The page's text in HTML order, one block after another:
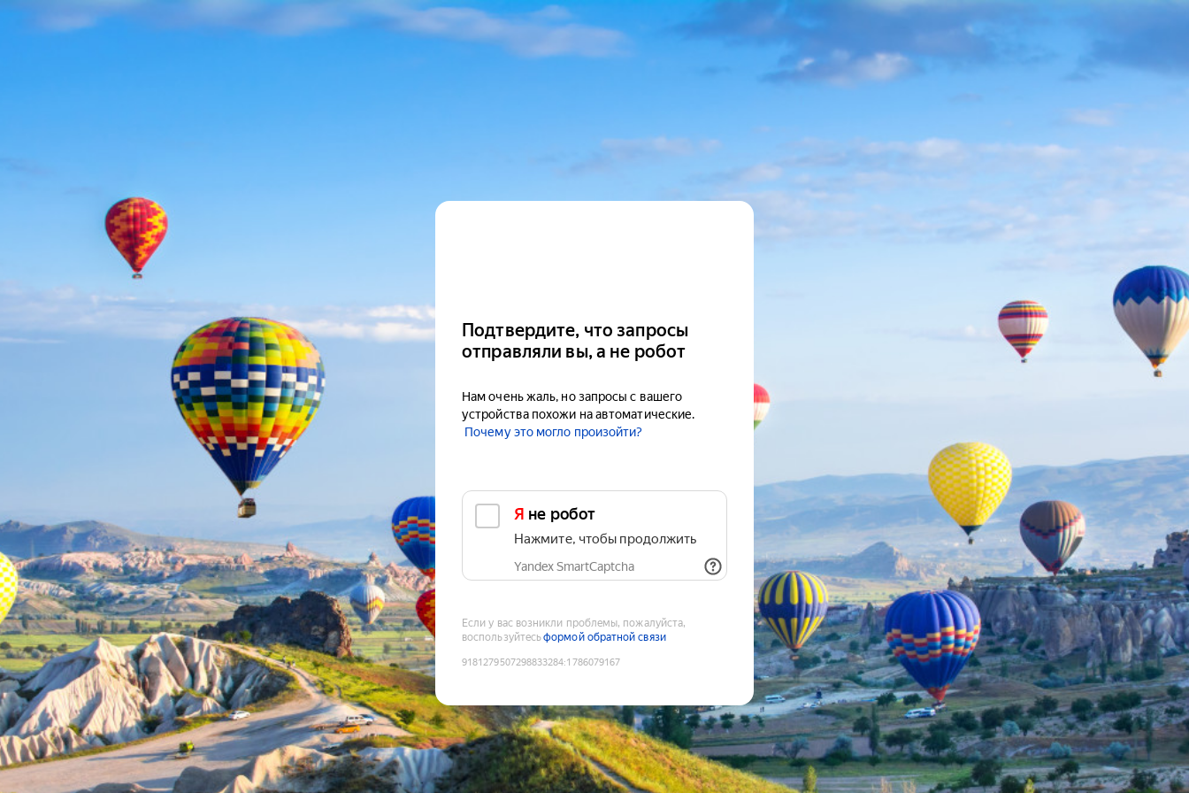
Подтвердите, что запросы
отправляли вы, а не робот
Нам очень жаль, но запросы с вашего
устройства похожи на автоматические.
Почему это могло произойти?
Я не робот
Нажмите, чтобы продолжить
Yandex SmartCaptcha
Если у вас возникли проблемы, пожалуйста,
воспользуйтесьформой обратной связи
9181279507298833284:1786079167